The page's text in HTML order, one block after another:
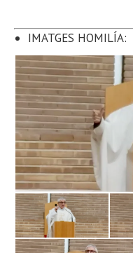
IMATGES HOMILÍA: